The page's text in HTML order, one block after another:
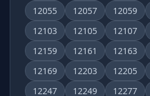
12055
12057 12059
12103
12105 12107
12159
12161 12163
12169
12203 12205
12247
12249 12277